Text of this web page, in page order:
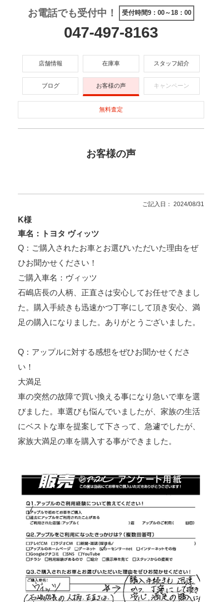
お電話でも受付中！ 受付時間9：00～18：00
047-497-8163
店舗情報 在庫車 スタッフ紹介
ブログ お客様の声 キャンペーン
無料査定
お客様の声
ご記入日： 2024/08/31
K様
車名：トヨタ ヴィッツ
Q：ご購入されたお車とお選びいただいた理由をぜ
ひお聞かせください！
ご購入車名：ヴィッツ
石嶋店長の人柄、正直さは安心してお任せできまし
た。購入手続きも迅速かつ丁寧にして頂き安心、満
足の購入になりました。ありがとうございました。
Q：アップルに対する感想をぜひお聞かせくださ
い！
大満足
車の突然の故障で買い換える事になり急いで車を選
びました。車選びも悩んでいましたが、家族の生活
にベストな車を提案して下さって、急遽でしたが、
家族大満足の車を購入する事ができました。